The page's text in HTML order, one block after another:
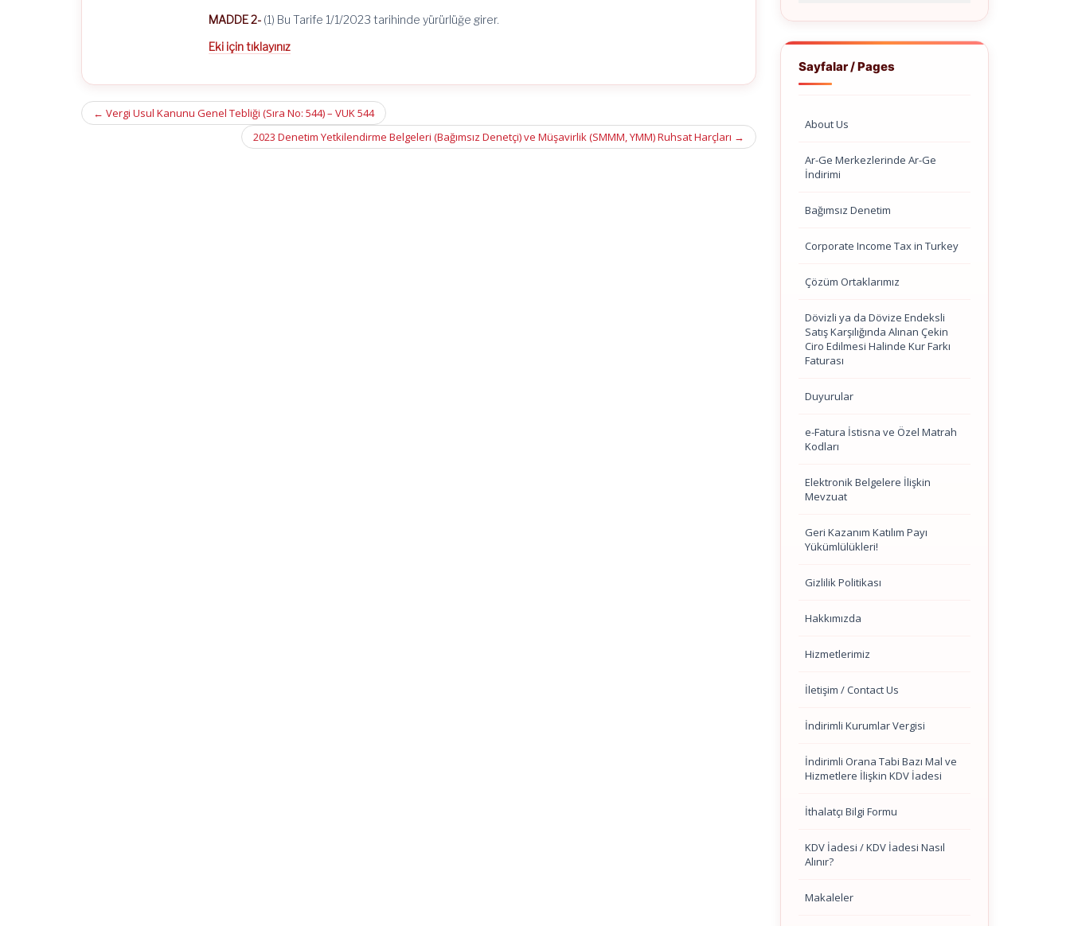
MADDE 2- (1) Bu Tarife 1/1/2023 tarihinde yürürlüğe girer.
Eki için tıklayınız
Post
navigation
← Vergi Usul Kanunu Genel Tebliği (Sıra No: 544) – VUK 544
2023 Denetim Yetkilendirme Belgeleri (Bağımsız Denetçi) ve Müşavirlik (SMMM, YMM) Ruhsat Harçları →
Sayfalar / Pages
About Us
Ar-Ge Merkezlerinde Ar-Ge
İndirimi
Bağımsız Denetim
Corporate Income Tax in Turkey
Çözüm Ortaklarımız
Dövizli ya da Dövize Endeksli
Satış Karşılığında Alınan Çekin
Ciro Edilmesi Halinde Kur Farkı
Faturası
Duyurular
e-Fatura İstisna ve Özel Matrah
Kodları
Elektronik Belgelere İlişkin
Mevzuat
Geri Kazanım Katılım Payı
Yükümlülükleri!
Gizlilik Politikası
Hakkımızda
Hizmetlerimiz
İletişim / Contact Us
İndirimli Kurumlar Vergisi
İndirimli Orana Tabi Bazı Mal ve
Hizmetlere İlişkin KDV İadesi
İthalatçı Bilgi Formu
KDV İadesi / KDV İadesi Nasıl
Alınır?
Makaleler